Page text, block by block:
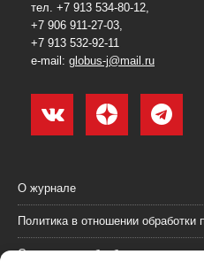
тел. +7 913 534-80-12,
+7 906 911-27-03,
+7 913 532-92-11
e-mail: globus-j@mail.ru
О журнале
Политика в отношении обработки
Согласие на обработку